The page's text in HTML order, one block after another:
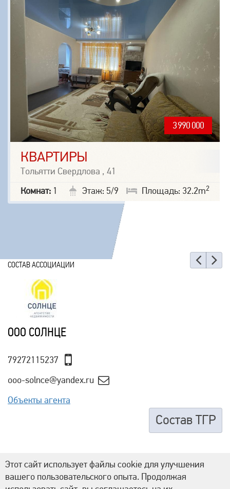
3 990 000
КВАРТИРЫ
Тольятти Свердлова , 41
Комнат: 1 Площадь: 32.2m2
Этаж: 5/9
СОСТАВ АССОЦИАЦИИ
ООО СОЛНЦЕ
79272115237
ooo-solnce@yandex.ru
Объекты агента
Состав ТГР
Этот сайт использует файлы cookie для улучшения
вашего пользовательского опыта. Продолжая